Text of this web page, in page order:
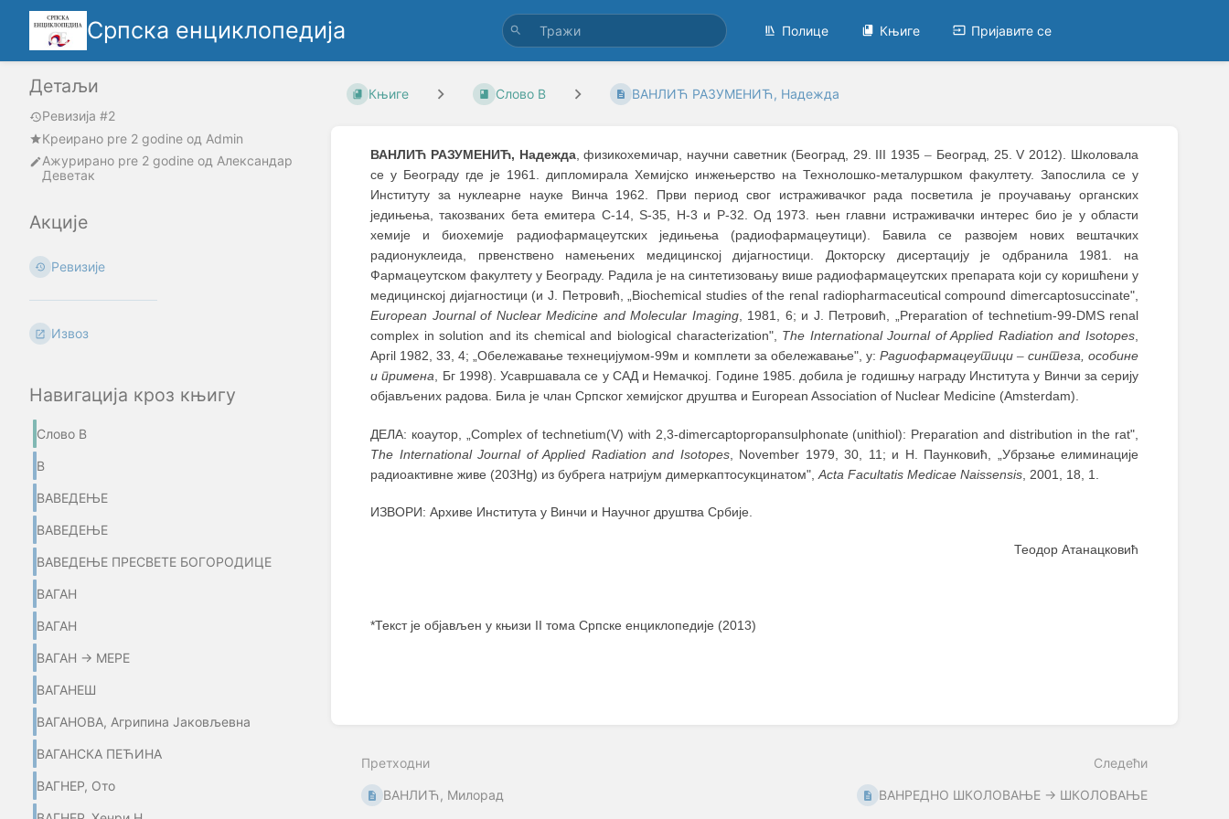
Српска енциклопедија Полице Књиге Пријавите се
Детаљи
Ревизија #2
Креирано pre 2 godine oд Admin
Ажурирано pre 2 godine од Александар
Деветак
Акције
Ревизије
Извоз
Навигација кроз књигу
Слово В
В
ВАВЕДЕЊЕ
ВАВЕДЕЊЕ
ВАВЕДЕЊЕ ПРЕСВЕТЕ БОГОРОДИЦЕ
ВАГАН
ВАГАН
ВАГАН → МЕРЕ
ВАГАНЕШ
ВАГАНОВА, Агрипина Јаковљевна
ВАГАНСКА ПЕЋИНА
ВАГНЕР, Ото
Књиге Слово В ВАНЛИЋ РАЗУМЕНИЋ, Надежда
ВАНЛИЋ РАЗУМЕНИЋ, Надежда, физикохемичар, научни саветник (Београд, 29. III 1935– Београд, 25. V 2012). Школовала
се у Београду где је 1961. дипломирала Хемијско инжењерство на Технолошко-металуршком факултету. Запослила се у
Институту за нуклеарне науке Винча 1962. Први период свог истраживачког рада посветила је проучавању органских
једињења, такозваних бета емитера C-14, S-35, H-3 и P-32. Од 1973. њен главни истраживачки интерес био је у области
хемије и биохемије радиофармацеутских једињења (радиофармацеутици). Бавила се развојем нових вештачких
радионуклеида, првенствено намењених медицинској дијагностици. Докторску дисертацију је одбранила 1981. на
Фармацеутском факултету у Београду. Радила је на синтетизовању више радиофармацеутских препарата који су коришћени у
медицинској дијагностици (и Ј. Петровић, „Biochemical studies of the renal radiopharmaceutical compound dimercaptosuccinate",
European Journаl of Nuclear Medicine and Molecular Imaging, 1981, 6; и Ј. Петровић, „Preparation of technetium-99-DMS renal
complex in solution and its chemical and biological characterization", The International Journal of Applied Radiation and Isotopes,
April 1982, 33, 4; „Обележавање технецијумом-99м и комплети за обележавање", у: Радиофармацеутици –синтеза, особине
и примена, Бг 1998). Усавршавала се у САД и Немачкој. Године 1985. добила је годишњу награду Института у Винчи за серију
објављених радова. Била је члан Српског хемијског друштва и European Association of Nuclear Medicine (Amsterdam).
ДЕЛА: коаутор, „Complex of technetium(V) with 2,3-dimercaptopropansulphonate (unithiol): Preparation and distribution in the rat",
The International Journal of Applied Radiation and Isotopes, November 1979, 30, 11; и Н. Паунковић, „Убрзање елиминације
радиоактивне живе (203Hg) из бубрега натријум димеркаптосукцинатом", Acta Facultatis Medicae Naissensis , 2001, 18, 1.
ИЗВОРИ: Архиве Института у Винчи и Научног друштва Србије.
Теодор Атанацковић
*Текст је објављен у књизи II тома Српске енциклопедије (2013)
Претходни
ВАНЛИЋ, Милорад
Следећи
ВАНРЕДНО ШКОЛОВАЊЕ → ШКОЛОВАЊЕ